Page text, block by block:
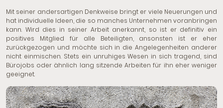
Mit seiner andersartigen Denkweise bringt er viele Neuerungen und
hat individuelle Ideen, die so manches Unternehmen voranbringen
kann. Wird dies in seiner Arbeit anerkannt, so ist er definitiv ein
positives Mitglied für alle Beteiligten, ansonsten ist er eher
zurückgezogen und möchte sich in die Angelegenheiten anderer
nicht einmischen. Stets ein unruhiges Wesen in sich tragend, sind
Bürojobs oder ähnlich lang sitzende Arbeiten für ihn eher weniger
geeignet.